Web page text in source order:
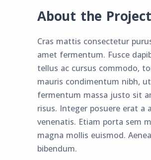
About the Project
Cras mattis consectetur
amet fermentum. Fusce
tellus ac cursus commodo,
mauris condimentum nibh, ut
fermentum massa justo sit
risus. Integer posuere erat a
venenatis. Etiam porta sem
magna mollis euismod.
bibendum.